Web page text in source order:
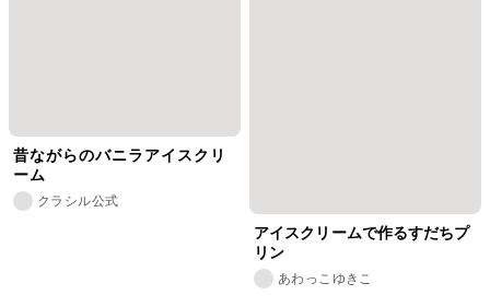
昔ながらのバニラアイスクリ
ーム
クラシル公式
アイスクリームで作るすだちプ
リン
あわっこゆきこ